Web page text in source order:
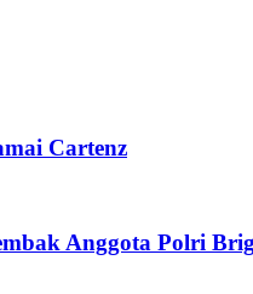
Cartenz
Anggota Polri